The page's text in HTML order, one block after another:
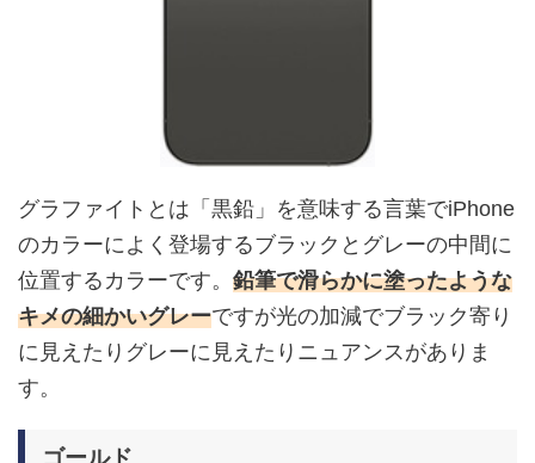
グラファイトとは「黒鉛」を意味する言葉でiPhone
のカラーによく登場するブラックとグレーの中間に
位置するカラーです。 鉛筆で滑らかに塗ったような
キメの細かいグレーですが光の加減でブラック寄り
に見えたりグレーに見えたりニュアンスがありま
す。
ゴールド